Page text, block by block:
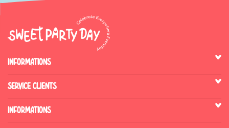
INFORMATIONS
SERVICE CLIENTS
INFORMATIONS